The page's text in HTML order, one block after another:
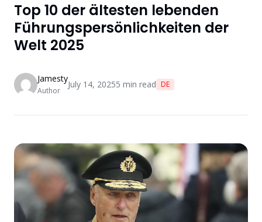
Top 10 der ältesten lebenden
Führungspersönlichkeiten der
Welt 2025
Jamesty
Author
July 14, 20255 min read DE